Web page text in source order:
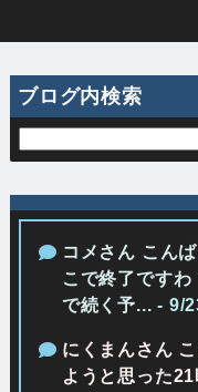
ブログ内検索
コメさん こん
こで終了です
で続く予... - 9/
にくまんさん
ようと思った